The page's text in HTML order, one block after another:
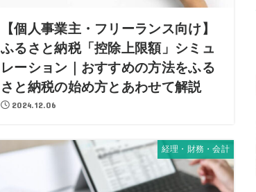
【個人事業主・フリーランス向け】
ふるさと納税「控除上限額」シミュ
レーション｜おすすめの方法をふる
さと納税の始め方とあわせて解説
2024.12.06
経理・財務・会計